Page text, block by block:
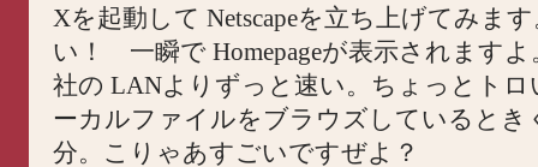
Xを起動して Netscapeを立ち上げてみま
い！ 一瞬で Homepageが表示されます
社の LANよりずっと速い。ちょっとトロ
ーカルファイルをブラウズしているとき
分。こりゃあすごいですぜよ？